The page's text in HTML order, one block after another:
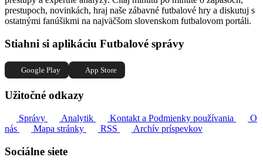
prestupoch, novinkách, hraj naše zábavné futbalové hry a diskutuj s
ostatnými fanúšikmi na najväčšom slovenskom futbalovom portáli.
Stiahni si aplikáciu Futbalové správy
Google Play App Store
Užitočné odkazy
Správy Analytik Kontakt a Podmienky používania
O
nás
Mapa stránky RSS Archív príspevkov
Sociálne siete